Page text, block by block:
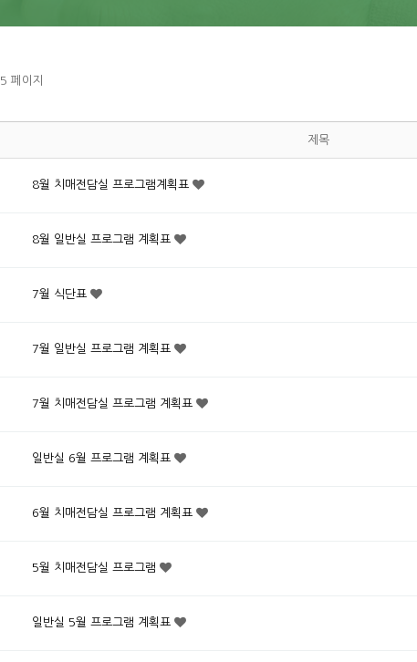
5 페이지
제목
8월 치매전담실 프로그램계획표
8월 일반실 프로그램 계획표
7월 식단표
7월 일반실 프로그램 계획표
7월 치매전담실 프로그램 계획표
일반실 6월 프로그램 계획표
6월 치매전담실 프로그램 계획표
5월 치매전담실 프로그램
일반실 5월 프로그램 계획표